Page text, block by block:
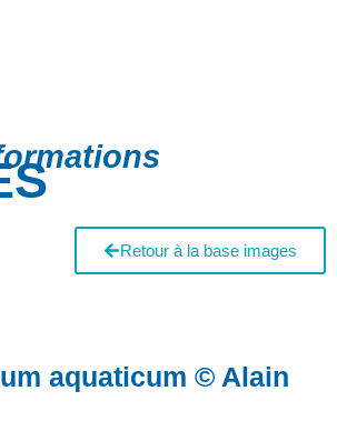
Retour à la base images
aquaticum © Alain